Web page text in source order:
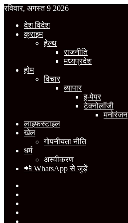
रविवार, अगस्त 9 2026
देश विदेश
क्राइम
हेल्थ
राजनीति
मध्यप्रदेश
होम
विचार
व्यापार
इ-पेपर
टेक्नोलॉजी
मनोरंजन
लाइफस्टाइल
खेल
गोपनीयता नीति
धर्म
अस्वीकरण
📲 WhatsApp से जुड़ें